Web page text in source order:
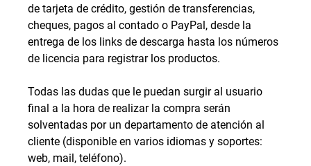
de tarjeta de crédito, gestión de transferencias,
cheques, pagos al contado o PayPal, desde la
entrega de los links de descarga hasta los números
de licencia para registrar los productos.
Todas las dudas que le puedan surgir al usuario
final a la hora de realizar la compra serán
solventadas por un departamento de atención al
cliente (disponible en varios idiomas y soportes:
web, mail, teléfono).